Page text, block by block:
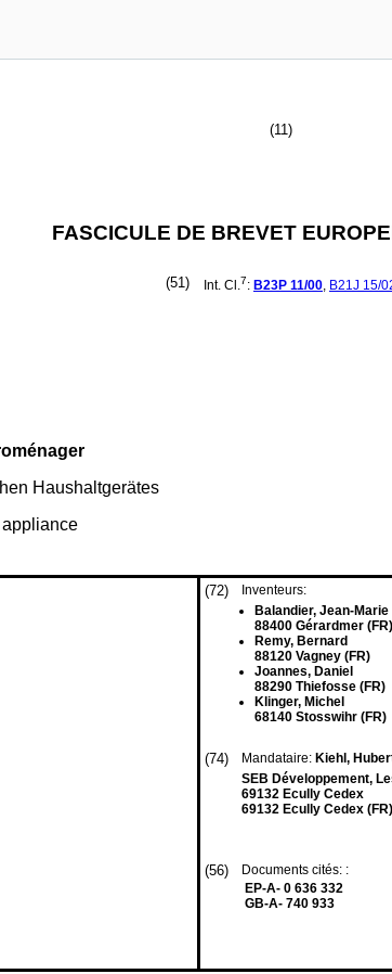
(11)
FASCICULE DE BREVET
(51) Int. Cl.7: B23P 11/00, B21J 15/
Haushaltgerätes
(72)
Inventeurs:
Balandier, Jean-Marie
88400 Gérardmer (FR)
Remy, Bernard
88120 Vagney (FR)
Joannes, Daniel
88290 Thiefosse (FR)
Klinger, Michel
68140 Stosswihr (FR)
(74) Mandataire: Kiehl,
SEB Développement,
69132 Ecully Cedex
69132 Ecully Cedex (FR)
(56)
Documents cités: :
EP-A- 0 636 332
GB-A- 740 933